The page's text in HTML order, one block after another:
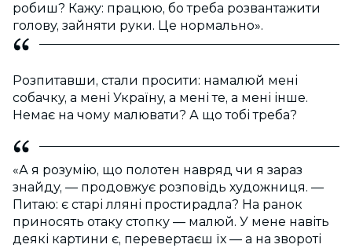
робиш? Кажу: працюю, бо треба розвантажити
голову, зайняти руки. Це нормально».
Розпитавши, стали просити: намалюй мені
собачку, а мені Україну, а мені те, а мені інше.
Немає на чому малювати? А що тобі треба?
«А я розумію, що полотен навряд чи я зараз
знайду, — продовжує розповідь художниця. —
Питаю: є старі лляні простирадла? На ранок
приносять отаку стопку — малюй. У мене навіть
деякі картини є, перевертаєш їх — а на звороті